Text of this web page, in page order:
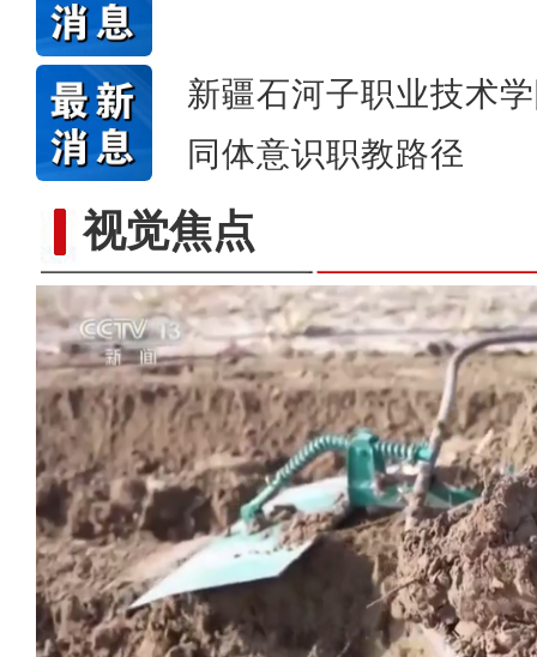
新疆石河子职业技术
同体意识职教路径
视觉焦点